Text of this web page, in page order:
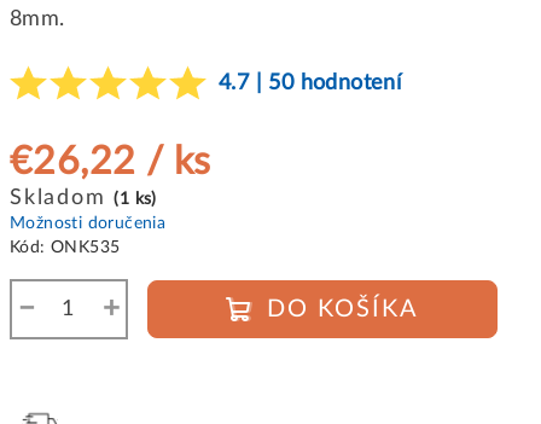
8mm.
4.7 | 50 hodnotení
€26,22 / ks
Jednotková
cena:
Skladom(1 ks)
Možnosti doručenia
Kód: ONK535
+
− DO KOŠÍKA